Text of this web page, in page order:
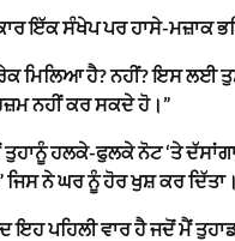
ਇੱਕ ਸੰਖੇਪ ਪਰ ਹਾਸੇ-ਮਜ਼ਾਕ
ਮਿਲਿਆ ਹੈ? ਨਹੀਂ? ਇਸ ਲਈ
ਨਹੀਂ ਕਰ ਸਕਦੇ ਹੋ।”
ਤੁਹਾਨੂੰ ਹਲਕੇ-ਫੁਲਕੇ ਨੋਟ ‘ਤੇ
ਜਿਸ ਨੇ ਘਰ ਨੂੰ ਹੋਰ ਖੁਸ਼ ਕਰ ਦਿੱਤਾ।
ਇਹ ਪਹਿਲੀ ਵਾਰ ਹੈ ਜਦੋਂ ਮੈਂ